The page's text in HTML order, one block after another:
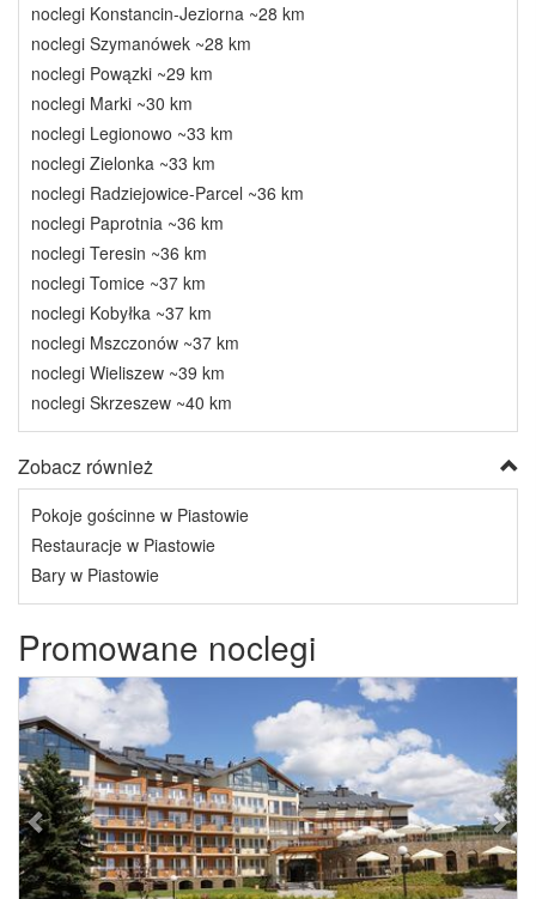
noclegi Konstancin-Jeziorna ~28 km
noclegi Szymanówek ~28 km
noclegi Powązki ~29 km
noclegi Marki ~30 km
noclegi Legionowo ~33 km
noclegi Zielonka ~33 km
noclegi Radziejowice-Parcel ~36 km
noclegi Paprotnia ~36 km
noclegi Teresin ~36 km
noclegi Tomice ~37 km
noclegi Kobyłka ~37 km
noclegi Mszczonów ~37 km
noclegi Wieliszew ~39 km
noclegi Skrzeszew ~40 km
Zobacz również
Pokoje gościnne w Piastowie
Restauracje w Piastowie
Bary w Piastowie
Promowane noclegi
Previous Next